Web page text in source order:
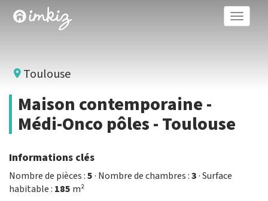
Toggle
Toulouse
Maison contemporaine -
Médi-Onco pôles - Toulouse
Informations clés
Nombre de pièces :5· Nombre de chambres :3· Surface
habitable : 185 m²